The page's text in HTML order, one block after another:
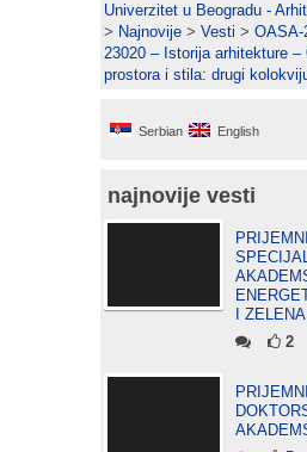
Univerzitet u Beogradu -
> Najnovije > Vesti > OASA-
23020 – Istorija arhitekture –
prostora i stila: drugi
Serbian English
najnovije vesti
I
2